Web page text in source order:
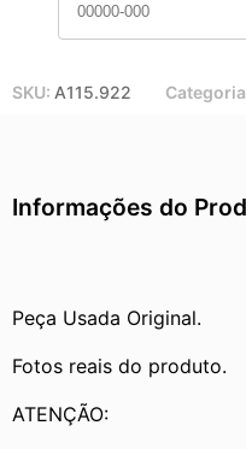
SKU: A115.922
Informações do
Peça Usada Original.
Fotos reais do produto.
ATENÇÃO: